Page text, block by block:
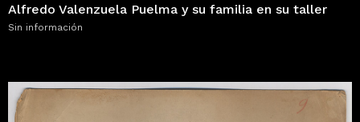
Alfredo Valenzuela Puelma y su familia en su taller
Sin información